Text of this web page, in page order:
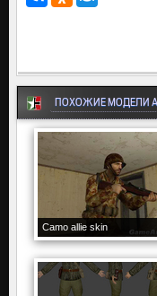
ПОХОЖИЕ МОДЕЛИ
Camo allie skin